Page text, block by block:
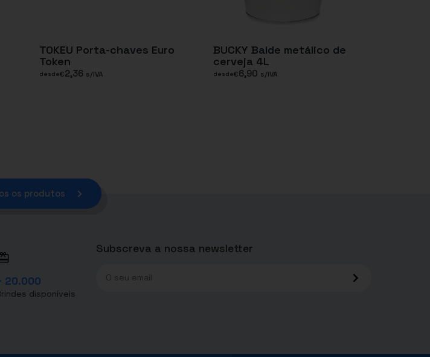
TOKEU Porta-chaves Euro
Token
desde€2,36 s/IVA
BUCKY Balde metálico de
cerveja 4L
desde€6,90 s/IVA
os produtos
20.000
disponíveis
Subscreva a nossa newsletter